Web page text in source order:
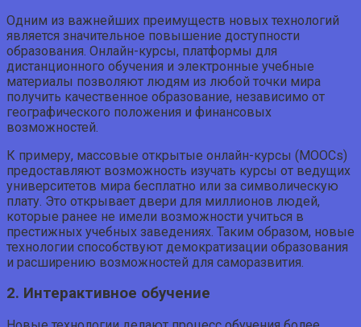
Одним из важнейших преимуществ новых технологий
является значительное повышение доступности
образования. Онлайн-курсы, платформы для
дистанционного обучения и электронные учебные
материалы позволяют людям из любой точки мира
получить качественное образование, независимо от
географического положения и финансовых
возможностей.
К примеру, массовые открытые онлайн-курсы (MOOCs)
предоставляют возможность изучать курсы от ведущих
университетов мира бесплатно или за символическую
плату. Это открывает двери для миллионов людей,
которые ранее не имели возможности учиться в
престижных учебных заведениях. Таким образом, новые
технологии способствуют демократизации образования
и расширению возможностей для саморазвития.
2. Интерактивное обучение